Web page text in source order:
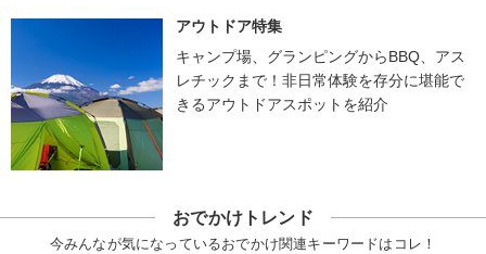
アウトドア特集
キャンプ場、グランピングからBBQ、アス
レチックまで！非日常体験を存分に堪能で
きるアウトドアスポットを紹介
おでかけトレンド
今みんなが気になっているおでかけ関連キーワードはコレ！